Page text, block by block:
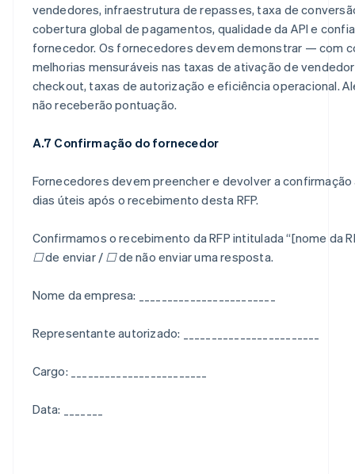
vendedores, infraestrutura de repasses, taxa de
cobertura global de pagamentos, qualidade da API e
fornecedor. Os fornecedores devem demonstrar — com
melhorias mensuráveis nas taxas de ativação de
checkout, taxas de autorização e eficiência operacional.
não receberão pontuação.
A.7 Confirmação do fornecedor
Fornecedores devem preencher e devolver a
dias úteis após o recebimento desta RFP.
Confirmamos o recebimento da RFP intitulada “[nome da
☐ de enviar / ☐ de não enviar uma resposta.
Nome da empresa: ________________________
Representante autorizado: ________________________
Cargo: ________________________
Data: _______